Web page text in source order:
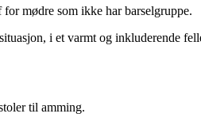
mødre som ikke har barselgruppe.
i et varmt og inkluderende
til amming.